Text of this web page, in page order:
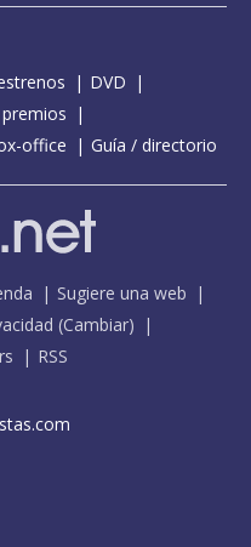
DVD
office Guía / directorio
Sugiere una web
(Cambiar)
RSS